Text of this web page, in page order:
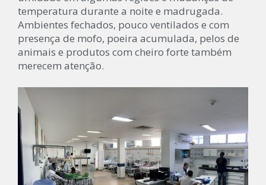
temperatura durante a noite e madrugada.
Ambientes fechados, pouco ventilados e com
presença de mofo, poeira acumulada, pelos de
animais e produtos com cheiro forte também
merecem atenção.